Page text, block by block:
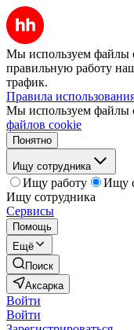
Мы используем файлы
правильную работу
трафик.
Правила
Мы используем файлы
файлов cookie
Понятно
Ищу сотрудника
Ищу работу
Ищу
Ищу сотрудника
Сервисы
Помощь
Ещё
Поиск
Аксарка
Войти
Войти